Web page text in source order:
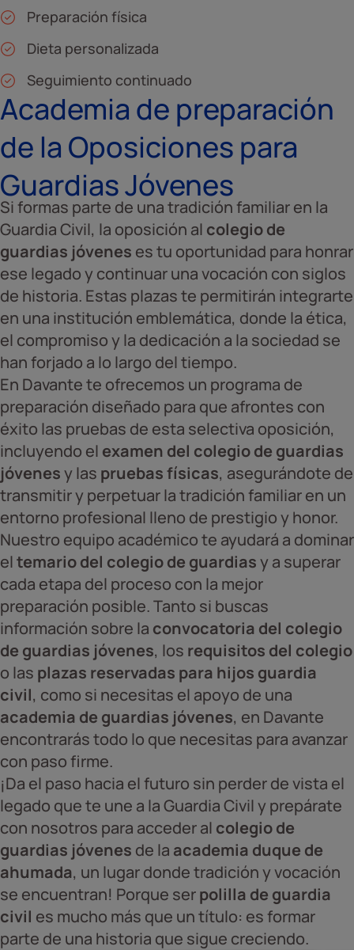
Preparación física
Dieta personalizada
Seguimiento continuado
Academia de preparación
de la Oposiciones para
Guardias Jóvenes
Si formas parte de una tradición familiar en la
Guardia Civil, la oposición al colegio de
guardias jóvenes es tu oportunidad para honrar
ese legado y continuar una vocación con siglos
de historia. Estas plazas te permitirán integrarte
en una institución emblemática, donde la ética,
el compromiso y la dedicación a la sociedad se
han forjado a lo largo del tiempo.
En Davante te ofrecemos un programa de
preparación diseñado para que afrontes con
éxito las pruebas de esta selectiva oposición,
incluyendo el examen del colegio de guardias
jóvenesy las pruebas físicas, asegurándote de
transmitir y perpetuar la tradición familiar en un
entorno profesional lleno de prestigio y honor.
Nuestro equipo académico te ayudará a dominar
eltemario del colegio de guardiasy a superar
cada etapa del proceso con la mejor
preparación posible. Tanto si buscas
información sobre la convocatoria del colegio
de guardias jóvenes, los requisitos del colegio
o las plazas reservadas para hijos guardia
civil, como si necesitas el apoyo de una
academia de guardias jóvenes, en Davante
encontrarás todo lo que necesitas para avanzar
con paso firme.
¡Da el paso hacia el futuro sin perder de vista el
legado que te une a la Guardia Civil y prepárate
con nosotros para acceder al colegio de
guardias jóvenes de la academia duque de
ahumada, un lugar donde tradición y vocación
se encuentran! Porque serpolilla de guardia
civil es mucho más que un título: es formar
parte de una historia que sigue creciendo.